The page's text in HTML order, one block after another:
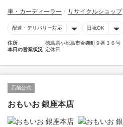
車・カーディーラー リサイクルショップ
配達・デリバリー対応 日祝OK
住所
徳島県小松島市金磯町９番３６号
本日の営業状況 定休日
店舗公式
おもいお 銀座本店